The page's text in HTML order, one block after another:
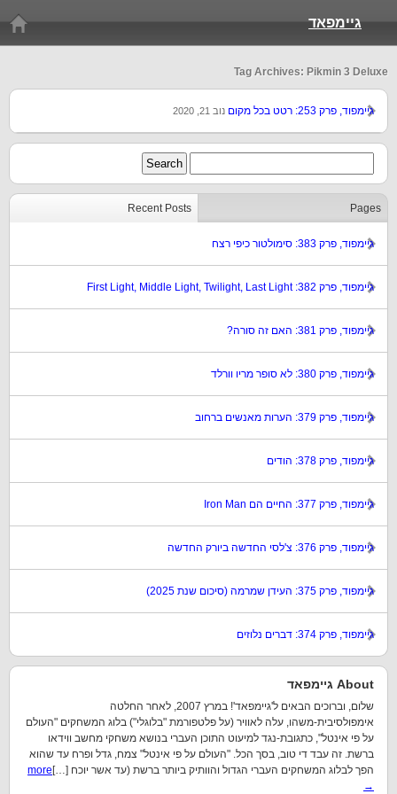
גיימפאד
Tag Archives: Pikmin 3 Deluxe
גיימפוד, פרק 253: רטט בכל מקום נוב 21, 2020
Recent Posts Pages
גיימפוד, פרק 383: סימולטור כיפי רצח
גיימפוד, פרק 382: First Light, Middle Light, Twilight, Last Light
גיימפוד, פרק 381: האם זה סורה?
גיימפוד, פרק 380: לא סופר מריו וורלד
גיימפוד, פרק 379: הערות מאנשים ברחוב
גיימפוד, פרק 378: הודים
גיימפוד, פרק 377: החיים הם Iron Man
גיימפוד, פרק 376: צ'לסי החדשה ביורק החדשה
גיימפוד, פרק 375: העידן שמרמה (סיכום שנת 2025)
גיימפוד, פרק 374: דברים נלוזים
About גיימפאד
שלום, וברוכים הבאים ל'גיימפאד'! במרץ 2007, לאחר החלטה
אימפולסיבית-משהו, עלה לאוויר (על פלטפורמת "בלוגלי") בלוג המשחקים "העולם
על פי אינטל", כתגובת-נגד למיעוט התוכן העברי בנושא משחקי מחשב ווידאו
ברשת. זה עבד די טוב, בסך הכל. "העולם על פי אינטל" צמח, גדל ופרח עד שהוא
הפך לבלוג המשחקים העברי הגדול והוותיק ביותר ברשת (עד אשר יוכח […] more
→